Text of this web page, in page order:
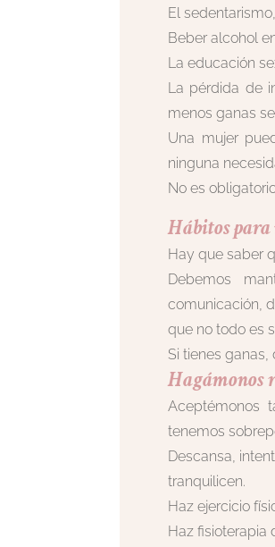
El
Beber alcohol
La educación
La pérdida de
menos ganas
Una mujer
ninguna
No es
Hábitos
Hay que saber
Debemos
comunicación,
que no todo es
Si tienes ganas,
Hagámonos
Aceptémonos
tenemos
Descansa,
tranquilicen.
Haz ejercicio
Haz fisioterapia